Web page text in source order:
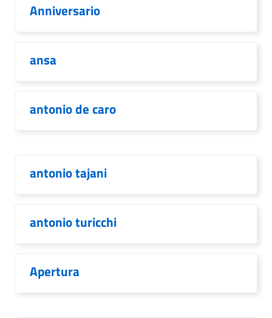
Anniversario
ansa
antonio de caro
antonio tajani
antonio turicchi
Apertura